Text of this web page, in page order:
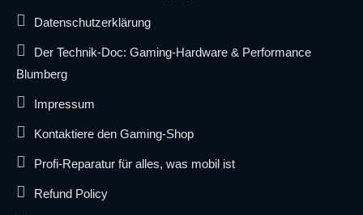
Datenschutzerklärung
Der Technik-Doc: Gaming-Hardware & Performance
Blumberg
Impressum
Kontaktiere den Gaming-Shop
Profi-Reparatur für alles, was mobil ist
Refund Policy